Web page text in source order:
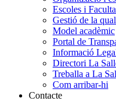
Escoles i
Gestió de la
Model acadèmic
Portal de
Informació
Directori La
Treballa a La
Com arribar-hi
Contacte